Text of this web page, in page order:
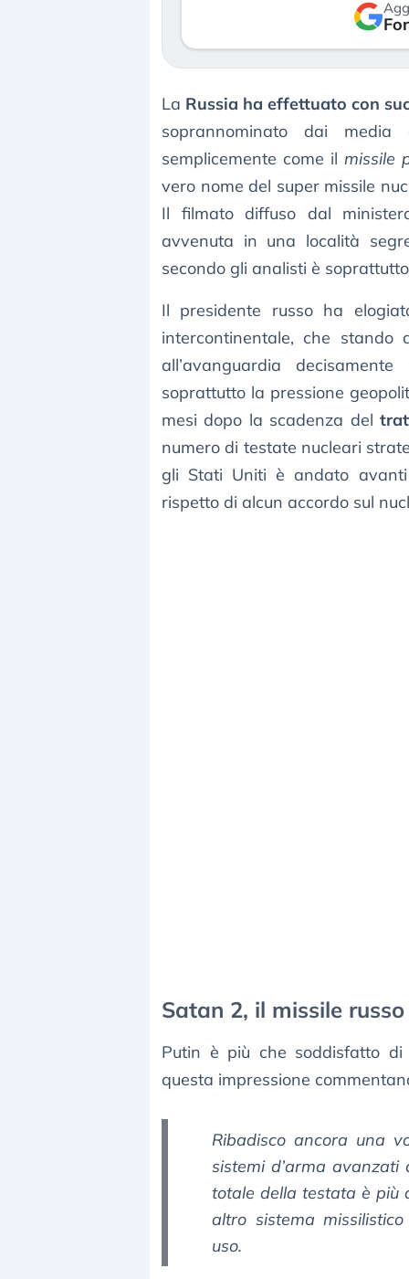
La Russia ha effettuato con
soprannominato dai
semplicemente come il missile
vero nome del super missile
Il filmato diffuso dal
avvenuta in una località
secondo gli analisti è
Il presidente russo ha
intercontinentale, che stando
all’avanguardia
soprattutto la pressione
mesi dopo la scadenza del
numero di testate nucleari
gli Stati Uniti è andato
rispetto di alcun accordo sul
Satan 2, il missile
Putin è più che soddisfatto
questa impressione
Ribadisco ancora una
sistemi d’arma
totale della testata è più
altro sistema
uso.